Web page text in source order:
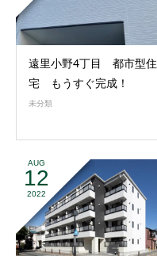
遠里小野4丁目 都市型住
宅 もうすぐ完成！
未分類
AUG
12
2022